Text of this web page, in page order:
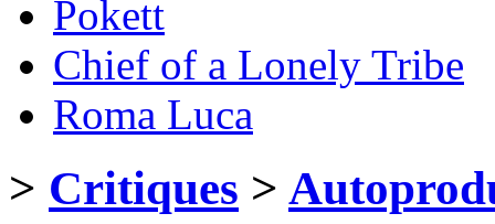
Pokett
Chief of a Lonely Tribe
Roma Luca
> Critiques >